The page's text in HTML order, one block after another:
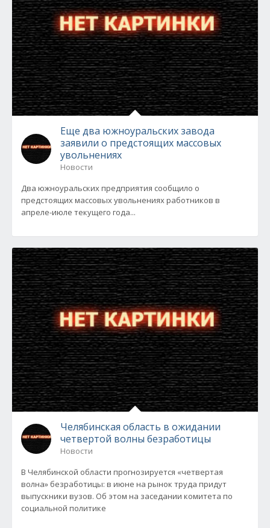
Еще два южноуральских завода
заявили о предстоящих массовых
увольнениях
Новости
Два южноуральских предприятия сообщило о
предстоящих массовых увольнениях работников в
апреле-июле текущего года...
Челябинская область в ожидании
четвертой волны безработицы
Новости
В Челябинской области прогнозируется «четвертая
волна» безработицы: в июне на рынок труда придут
выпускники вузов. Об этом на заседании комитета по
социальной политике